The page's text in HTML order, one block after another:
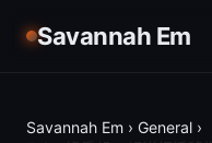
Savannah Em
Savannah Em › General ›